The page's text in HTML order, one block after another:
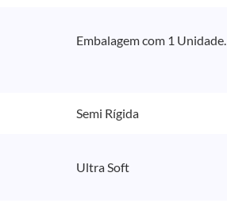
Embalagem com 1 Unidade.
Semi Rígida
Ultra Soft